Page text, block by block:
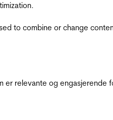
to combine or change
relevante og